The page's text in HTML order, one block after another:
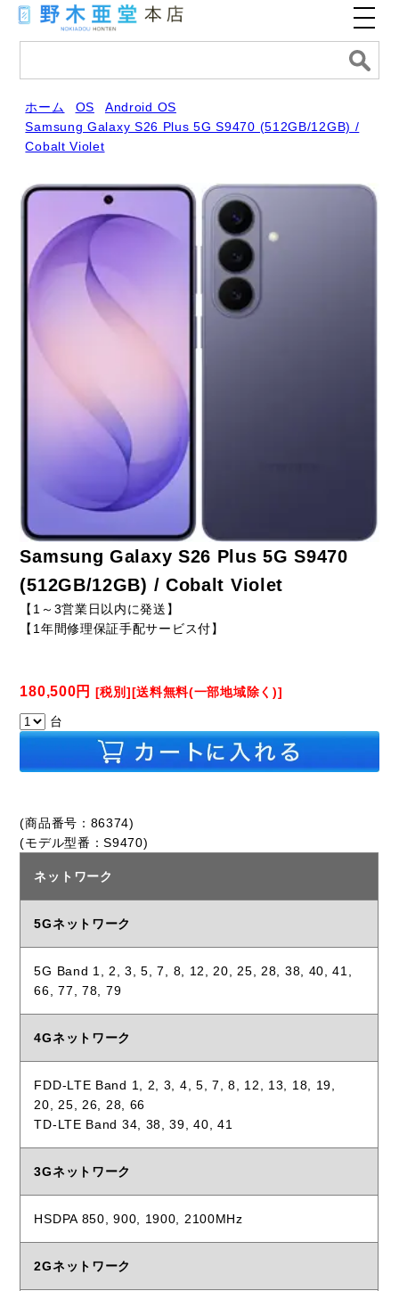
ホーム OS
Android OS
Samsung Galaxy S26 Plus 5G S9470 (512GB/12GB) /
Cobalt Violet
Samsung Galaxy S26 Plus 5G S9470
(512GB/12GB) / Cobalt Violet
【1～3営業日以内に発送】
【1年間修理保証手配サービス付】
180,500円 [税別][送料無料(一部地域除く)]
台
(商品番号：86374)
(モデル型番：S9470)
ネットワーク
5Gネットワーク
5G Band 1, 2, 3, 5, 7, 8, 12, 20, 25, 28, 38, 40, 41,
66, 77, 78, 79
4Gネットワーク
FDD-LTE Band 1, 2, 3, 4, 5, 7, 8, 12, 13, 18, 19,
20, 25, 26, 28, 66
TD-LTE Band 34, 38, 39, 40, 41
3Gネットワーク
HSDPA 850, 900, 1900, 2100MHz
2Gネットワーク